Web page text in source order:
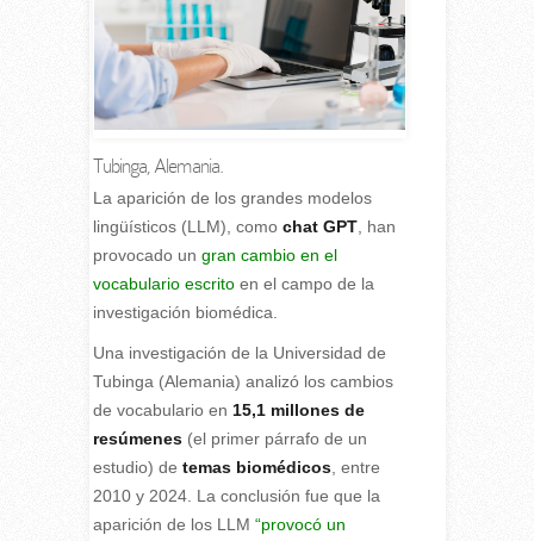
Tubinga, Alemania.
L a aparición de los grandes modelos
lingüísticos (LLM), como chat GPT, han
provocado un gran cambio en el
vocabulario escritoen el campo de la
investigación biomédica.
Una investigación de la Universidad de
Tubinga (Alemania) analizó los cambios
de vocabulario en 15,1 millones de
resúmenes(el primer párrafo de un
estudio) de temas biomédicos, entre
2010 y 2024. La conclusión fue que la
aparición de los LLM “provocó un